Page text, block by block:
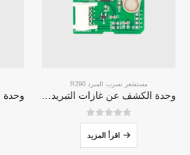
مستشعر تسرب المبرد R290
وحدة الكشف عن غازات التبريد ZP211-مستشعر عالي الحساسية للكشف عن تسرب التبريد
0من 5
اقرأ المزيد